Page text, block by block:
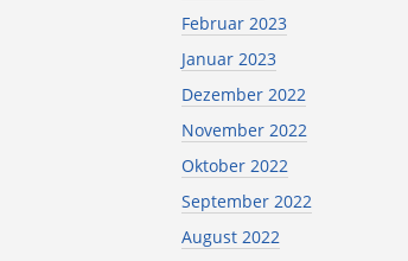
Februar 2023
Januar 2023
Dezember 2022
November 2022
Oktober 2022
September 2022
August 2022